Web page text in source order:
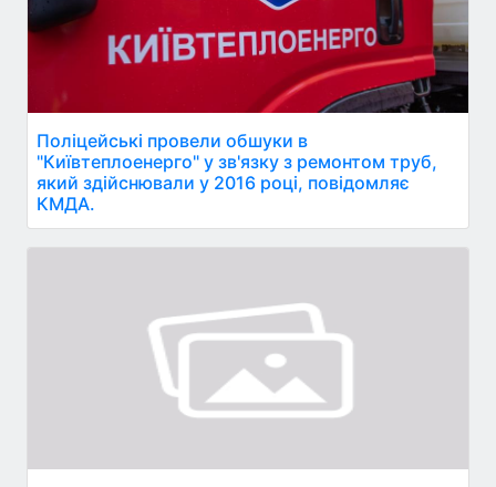
Поліцейські провели обшуки в
"Київтеплоенерго" у зв'язку з ремонтом труб,
який здійснювали у 2016 році, повідомляє
КМДА.